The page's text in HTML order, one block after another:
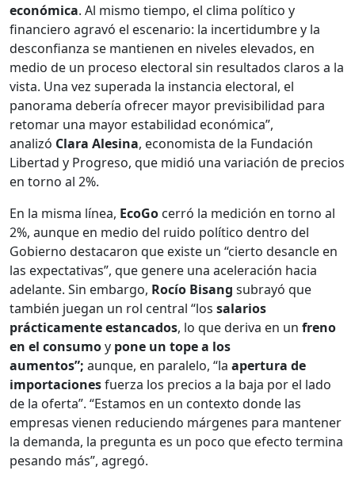
económica. Al mismo tiempo, el clima político y
financiero agravó el escenario: la incertidumbre y la
desconfianza se mantienen en niveles elevados, en
medio de un proceso electoral sin resultados claros a la
vista. Una vez superada la instancia electoral, el
panorama debería ofrecer mayor previsibilidad para
retomar una mayor estabilidad económica”,
analizó Clara Alesina, economista de la Fundación
Libertad y Progreso, que midió una variación de precios
en torno al 2%.
En la misma línea, EcoGo cerró la medición en torno al
2%, aunque en medio del ruido político dentro del
Gobierno destacaron que existe un “cierto desancle en
las expectativas”, que genere una aceleración hacia
adelante. Sin embargo, Rocío Bisang subrayó que
también juegan un rol central “los salarios
prácticamente estancados, lo que deriva en un freno
en el consumoy pone un tope a los
aumentos”; aunque, en paralelo, “la apertura de
importacionesfuerza los precios a la baja por el lado
de la oferta”. “Estamos en un contexto donde las
empresas vienen reduciendo márgenes para mantener
la demanda, la pregunta es un poco que efecto termina
pesando más”, agregó.